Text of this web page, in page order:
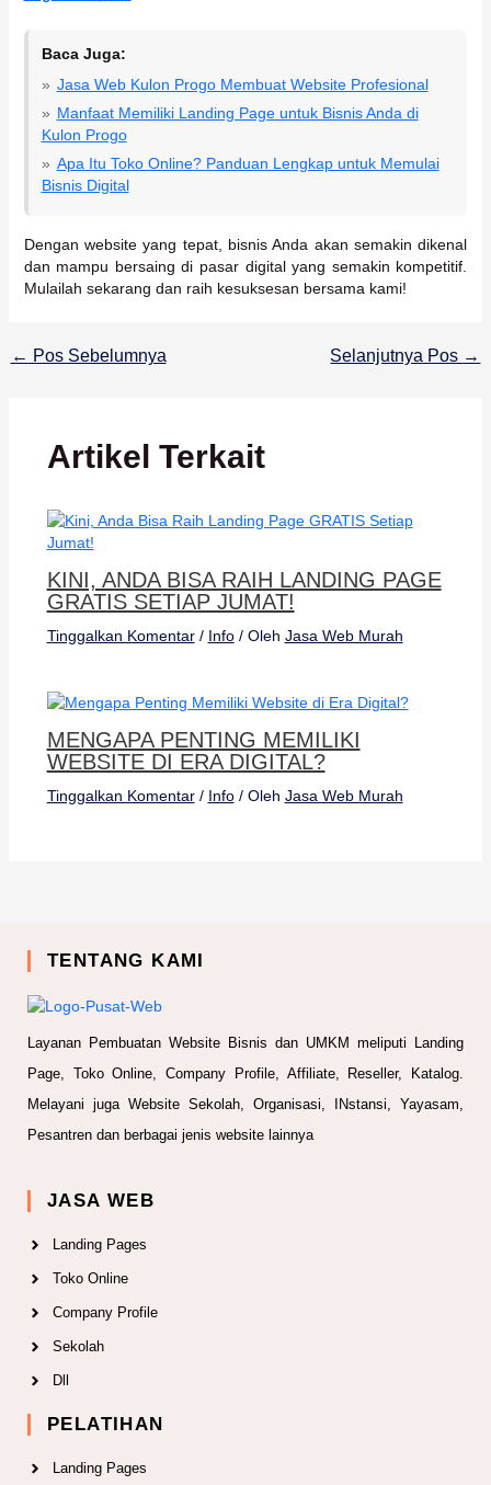
Baca Juga:
Jasa Web Kulon Progo Membuat Website Profesional
Manfaat Memiliki Landing Page untuk Bisnis Anda di
Kulon Progo
Apa Itu Toko Online? Panduan Lengkap untuk Memulai
Bisnis Digital
Dengan website yang tepat, bisnis Anda akan semakin dikenal
dan mampu bersaing di pasar digital yang semakin kompetitif.
Mulailah sekarang dan raih kesuksesan bersama kami!
← Pos Sebelumnya Selanjutnya Pos →
Artikel Terkait
KINI, ANDA BISA RAIH LANDING PAGE
GRATIS SETIAP JUMAT!
Tinggalkan Komentar / Info/ Oleh Jasa Web Murah
MENGAPA PENTING MEMILIKI
WEBSITE DI ERA DIGITAL?
Tinggalkan Komentar / Info/ Oleh Jasa Web Murah
TENTANG KAMI
Layanan Pembuatan Website Bisnis dan UMKM meliputi Landing
Page, Toko Online, Company Profile, Affiliate, Reseller, Katalog.
Melayani juga Website Sekolah, Organisasi, INstansi, Yayasam,
Pesantren dan berbagai jenis website lainnya
JASA WEB
Landing Pages
Toko Online
Company Profile
Sekolah
Dll
PELATIHAN
Landing Pages